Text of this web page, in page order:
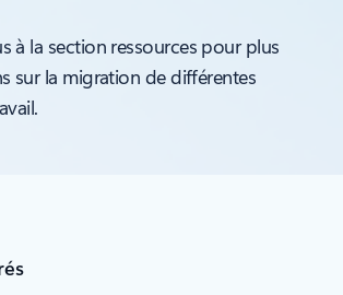
à la section ressources pour plus
sur la migration de différentes